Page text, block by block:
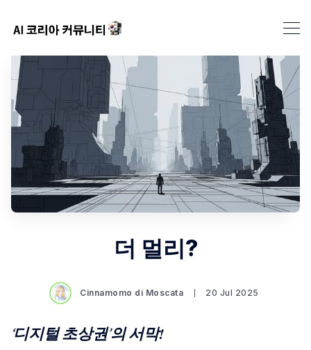
더 멀리?
Cinnamomo di Moscata 20 Jul 2025
‘디지털 초상권’의 서막!